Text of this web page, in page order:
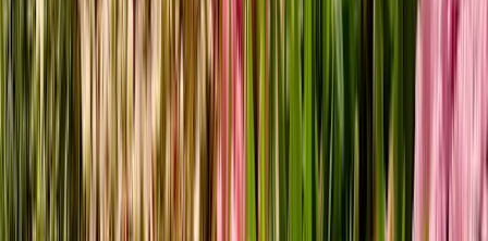
Verzweigte Rosen
Bartnelken
Lisianthus
Chrysanthemen
Strandflieder
Schleierkraut
Grünes dazu